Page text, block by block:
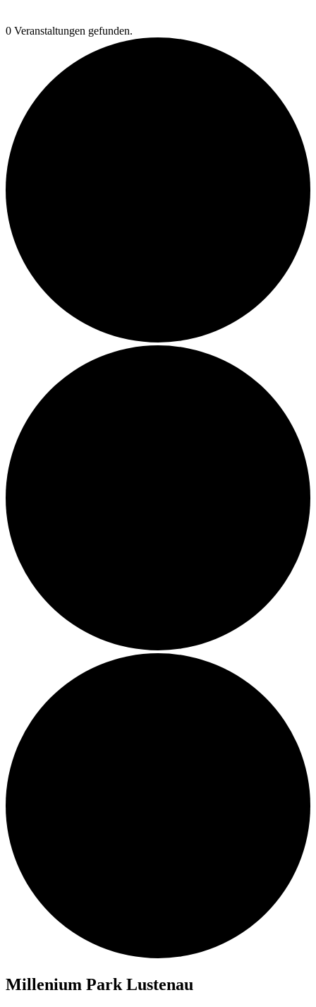
0 Veranstaltungen gefunden.
Millenium Park Lustenau